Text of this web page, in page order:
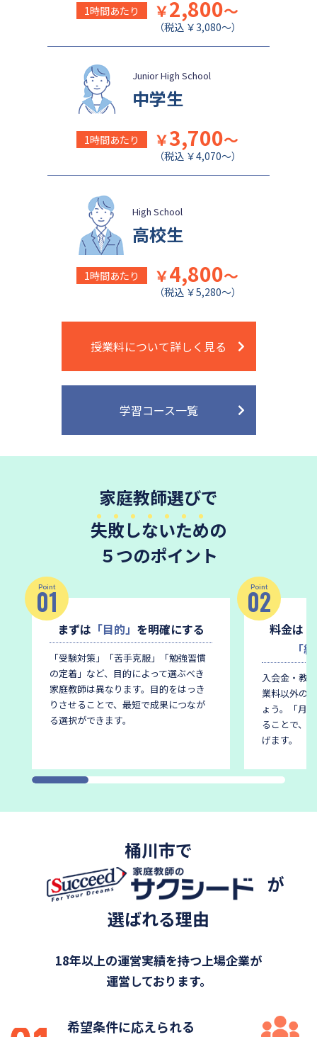
1時間あたり ￥2,800～
（税込 ￥3,080～）
Junior High School
中学生
1時間あたり ￥3,700～
（税込 ￥4,070～）
High School
高校生
1時間あたり ￥4,800～
（税込 ￥5,280～）
授業料について詳しく見る
学習コース一覧
家庭教師選びで
失敗しないための
５つのポイント
Point
01
まずは 「目的」 を明確にする
「受験対策」「苦手克服」「勉強習慣
の定着」など、目的によって選ぶべき
家庭教師は異なります。 目的をはっき
りさせることで、最短で成果につなが
る選択ができます。
Point
02
料金は
「
入会金・教
業料以外の
ょう。
「月
ることで、
げます。
桶川市で
が
選ばれる理由
18年以上の運営実績を持つ上場企業が
運営しております。
希望条件に応えられる